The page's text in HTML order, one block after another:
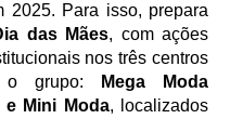
2025. Para isso, prepara
das Mães, com ações
nos três centros
o grupo:
Mega Moda
e Mini Moda, localizados